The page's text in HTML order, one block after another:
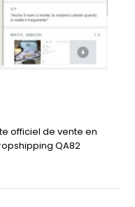
officiel de vente en
QA82